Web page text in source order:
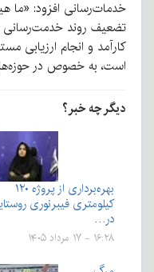
خدمات‌رسانی افزود: «ما
تضعیف روند خدمت‌رسانی
کارآمد و انجام ارزیابی
است، به خصوص در
دیگر چه خبر؟
بهره‌برداری از پروژه ۱۲۰
کیلومتری فیبرنوری
در…
۱۶:۲۸ - ۱۷ مرداد ۱۴۰۵